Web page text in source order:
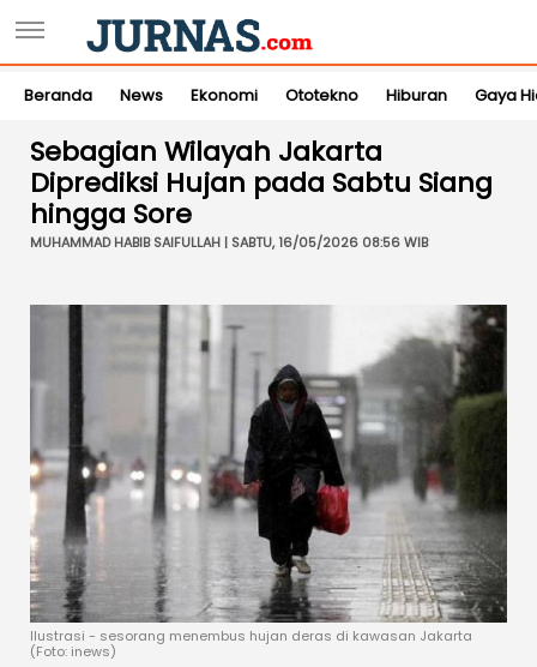
Beranda News Ekonomi Ototekno Hiburan Gaya
Sebagian Wilayah Jakarta
Diprediksi Hujan pada Sabtu Siang
hingga Sore
MUHAMMAD HABIB SAIFULLAH | SABTU, 16/05/2026 08:56 WIB
Ilustrasi - sesorang menembus hujan deras di kawasan Jakarta
(Foto: inews)